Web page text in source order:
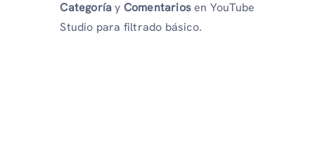
Categoríay Comentariosen YouTube
Studio para filtrado básico.